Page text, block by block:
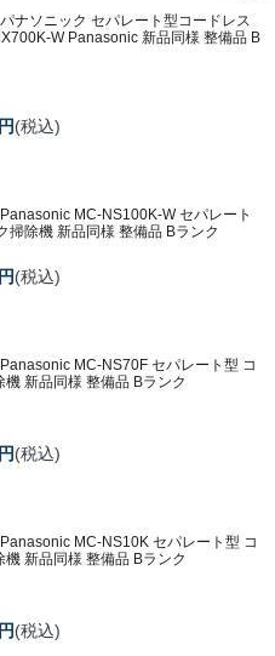
パナソニック セパレート型コードレス
W Panasonic 新品同様 整備品 B
(税込)
Panasonic MC-NS100K-W セパレート
掃除機 新品同様 整備品 Bランク
(税込)
Panasonic MC-NS70F セパレート型 コ
新品同様 整備品 Bランク
(税込)
Panasonic MC-NS10K セパレート型 コ
新品同様 整備品 Bランク
(税込)